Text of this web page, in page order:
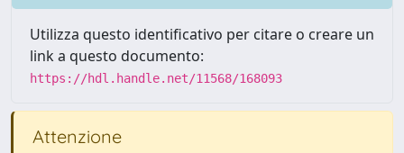
Utilizza questo identificativo per citare o creare un
link a questo documento:
https://hdl.handle.net/11568/168093
Attenzione